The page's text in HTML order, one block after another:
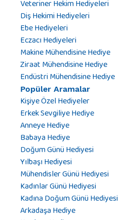
Veteriner Hekim Hediyeleri
Diş Hekimi Hediyeleri
Ebe Hediyeleri
Eczacı Hediyeleri
Makine Mühendisine Hediye
Ziraat Mühendisine Hediye
Endüstri Mühendisine Hediye
Popüler Aramalar
Kişiye Özel Hediyeler
Erkek Sevgiliye Hediye
Anneye Hediye
Babaya Hediye
Doğum Günü Hediyesi
Yılbaşı Hediyesi
Mühendisler Günü Hediyesi
Kadınlar Günü Hediyesi
Kadına Doğum Günü Hediyesi
Arkadaşa Hediye